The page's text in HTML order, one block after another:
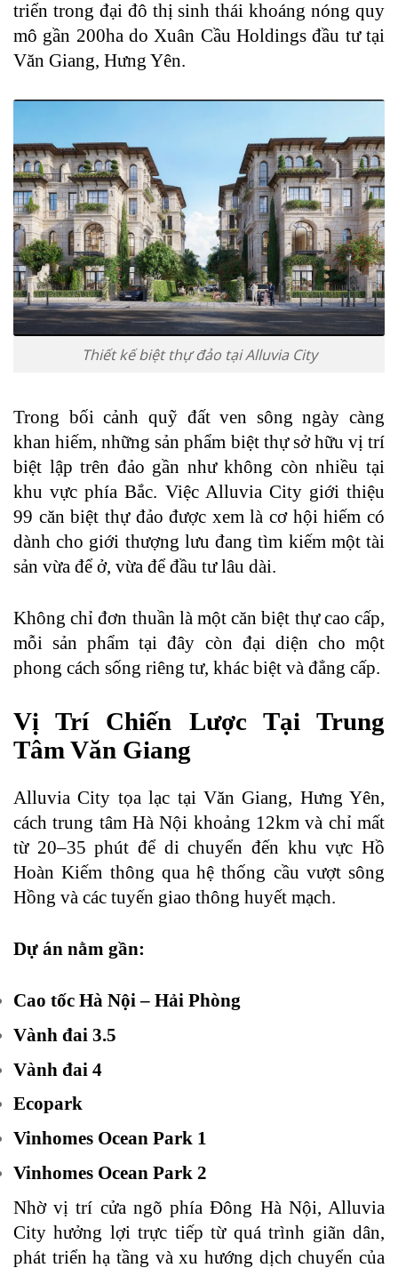
triển trong đại đô thị sinh thái khoáng nóng quy
mô gần 200ha do Xuân Cầu Holdings đầu tư tại
Văn Giang, Hưng Yên.
Thiết kế biệt thự đảo tại Alluvia City
Trong bối cảnh quỹ đất ven sông ngày càng
khan hiếm, những sản phẩm biệt thự sở hữu vị trí
biệt lập trên đảo gần như không còn nhiều tại
khu vực phía Bắc. Việc Alluvia City giới thiệu
99 căn biệt thự đảo được xem là cơ hội hiếm có
dành cho giới thượng lưu đang tìm kiếm một tài
sản vừa để ở, vừa để đầu tư lâu dài.
Không chỉ đơn thuần là một căn biệt thự cao cấp,
mỗi sản phẩm tại đây còn đại diện cho một
phong cách sống riêng tư, khác biệt và đẳng cấp.
Vị Trí Chiến Lược Tại Trung
Tâm Văn Giang
Alluvia City tọa lạc tại Văn Giang, Hưng Yên,
cách trung tâm Hà Nội khoảng 12km và chỉ mất
từ 20–35 phút để di chuyển đến khu vực Hồ
Hoàn Kiếm thông qua hệ thống cầu vượt sông
Hồng và các tuyến giao thông huyết mạch.
Dự án nằm gần:
Cao tốc Hà Nội – Hải Phòng
Vành đai 3.5
Vành đai 4
Ecopark
Vinhomes Ocean Park 1
Vinhomes Ocean Park 2
Nhờ vị trí cửa ngõ phía Đông Hà Nội, Alluvia
City hưởng lợi trực tiếp từ quá trình giãn dân,
phát triển hạ tầng và xu hướng dịch chuyển của